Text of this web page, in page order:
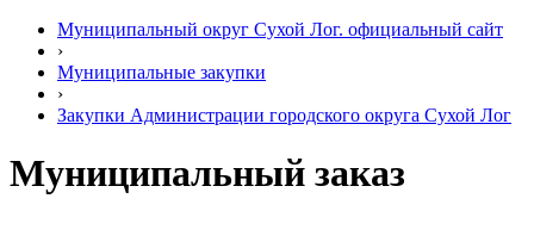
Муниципальный округ Сухой Лог. официальный сайт
›
Муниципальные закупки
›
Закупки Администрации городского округа Сухой Лог
Муниципальный заказ